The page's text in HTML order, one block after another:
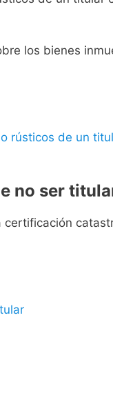
los bienes
rústicos de un
no ser